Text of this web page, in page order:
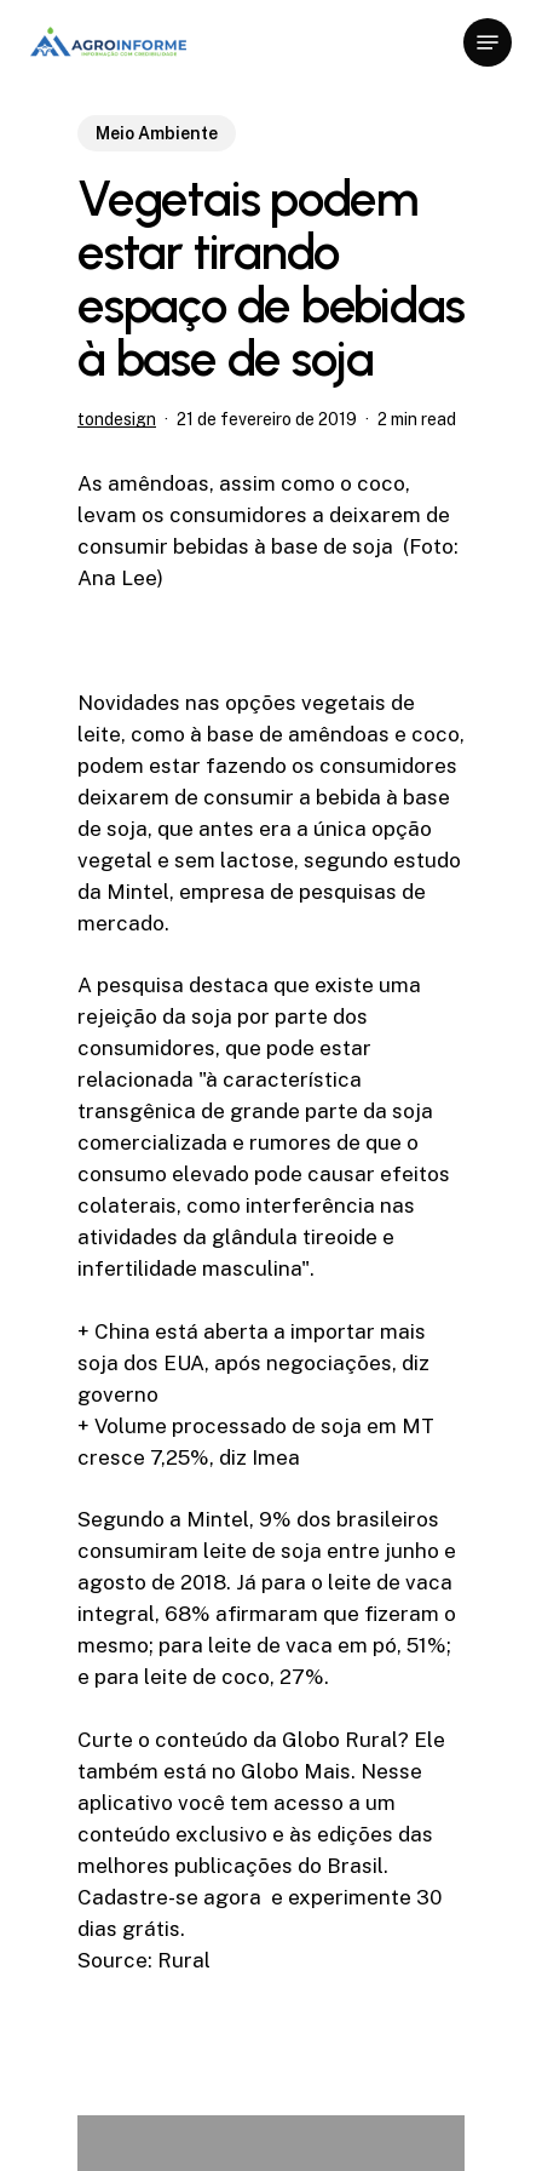
Menu
Meio Ambiente
Vegetais podem
estar tirando
espaço de bebidas
à base de soja
tondesign 21 de fevereiro de 2019 2 min read
As amêndoas, assim como o coco,
levam os consumidores a deixarem de
consumir bebidas à base de soja (Foto:
Ana Lee)
Novidades nas opções vegetais de
leite, como à base de amêndoas e coco,
podem estar fazendo os consumidores
deixarem de consumir a bebida à base
de soja, que antes era a única opção
vegetal e sem lactose, segundo estudo
da Mintel, empresa de pesquisas de
mercado.
A pesquisa destaca que existe uma
rejeição da soja por parte dos
consumidores, que pode estar
relacionada "à característica
transgênica de grande parte da soja
comercializada e rumores de que o
consumo elevado pode causar efeitos
colaterais, como interferência nas
atividades da glândula tireoide e
infertilidade masculina".
+ China está aberta a importar mais
soja dos EUA, após negociações, diz
governo
+ Volume processado de soja em MT
cresce 7,25%, diz Imea
Segundo a Mintel, 9% dos brasileiros
consumiram leite de soja entre junho e
agosto de 2018. Já para o leite de vaca
integral, 68% afirmaram que fizeram o
mesmo; para leite de vaca em pó, 51%;
e para leite de coco, 27%.
Curte o conteúdo da Globo Rural? Ele
também está no Globo Mais. Nesse
aplicativo você tem acesso a um
conteúdo exclusivo e às edições das
melhores publicações do Brasil.
Cadastre-se agora e experimente 30
dias grátis.
Source: Rural